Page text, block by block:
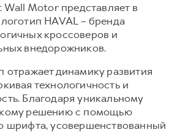
JOLION
от 2 049 000 ₽
листы
Защита+»
ОБСЛУЖИВАНИЕ
О ДИЛЕРЕ
Motor представляет в
HAVAL – бренда
кроссоверов и
внедорожников.
отражает динамику развития
технологичность и
Благодаря уникальному
решению с помощью
шрифта, усовершенствованный